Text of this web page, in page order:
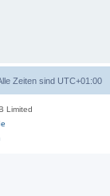
Zeiten sind UTC+01:00
Limited